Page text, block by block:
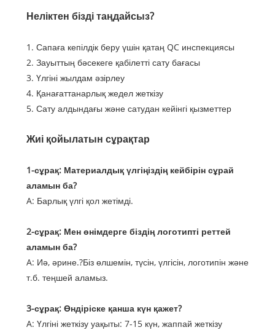
Неліктен бізді таңдайсыз?
1. Сапаға кепілдік беру үшін қатаң QC инспекциясы
2. Зауыттың бәсекеге қабілетті сату бағасы
3. Үлгіні жылдам әзірлеу
4. Қанағаттанарлық жедел жеткізу
5. Сату алдындағы және сатудан кейінгі қызметтер
Жиі қойылатын сұрақтар
1-сұрақ: Материалдық үлгіңіздің кейбірін сұрай
аламын ба?
A: Барлық үлгі қол жетімді.
2-сұрақ: Мен өнімдерге біздің логотипті реттей
аламын ба?
A: Иә, әрине.?Біз өлшемін, түсін, үлгісін, логотипін және
т.б. теңшей аламыз.
3-сұрақ: Өндіріске қанша күн қажет?
A: Үлгіні жеткізу уақыты: 7-15 күн, жаппай жеткізу